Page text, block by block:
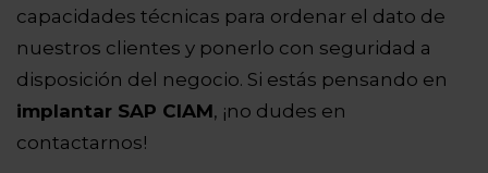
capacidades técnicas para ordenar el dato de
nuestros clientes y ponerlo con seguridad a
disposición del negocio. Si estás pensando en
implantar SAP CIAM, ¡no dudes en
contactarnos!